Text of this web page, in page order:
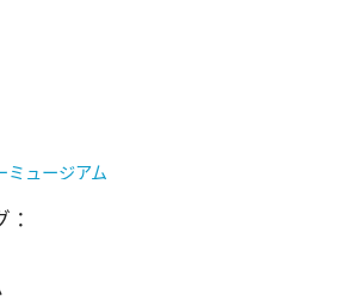
ミュージアム